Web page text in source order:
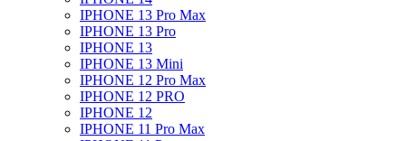
IPHONE 13 Pro Max
IPHONE 13 Pro
IPHONE 13
IPHONE 13 Mini
IPHONE 12 Pro Max
IPHONE 12 PRO
IPHONE 12
IPHONE 11 Pro Max